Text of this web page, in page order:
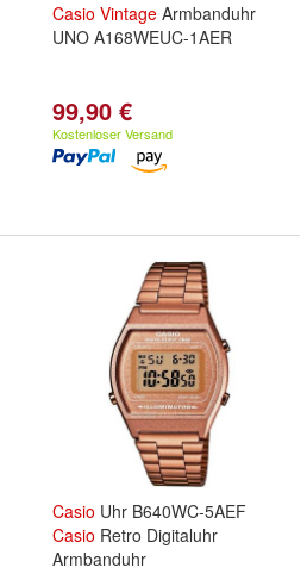
Casio Vintage Armbanduhr
UNO A168WEUC-1AER
99,90 €
Kostenloser Versand
Casio Uhr B640WC-5AEF
Casio Retro Digitaluhr
Armbanduhr